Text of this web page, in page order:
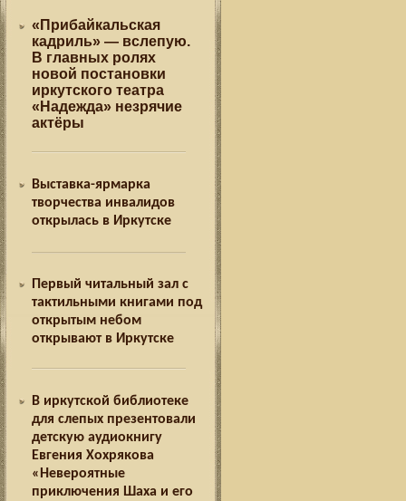
«Прибайкальская
кадриль» — вслепую.
В главных ролях
новой постановки
иркутского театра
«Надежда» незрячие
актёры
Выставка-ярмарка
творчества инвалидов
открылась в Иркутске
Первый читальный зал с
тактильными книгами под
открытым небом
открывают в Иркутске
В иркутской библиотеке
для слепых презентовали
детскую аудиокнигу
Евгения Хохрякова
«Невероятные
приключения Шаха и его